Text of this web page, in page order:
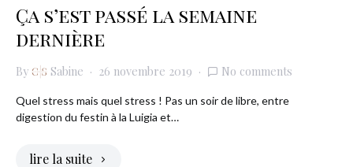
Ça s’est passé la semaine
dernière
By Sabine 26 novembre 2019 No comments
Quel stress mais quel stress ! Pas un soir de libre, entre
digestion du festin à la Luigia et…
lire la suite